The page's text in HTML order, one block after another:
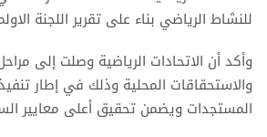
للنشاط الرياضي بناء على تقرير اللجنة
وأكد أن الاتحادات الرياضية وصلت إلى
والاستحقاقات المحلية وذلك في إطار
المستجدات ويضمن تحقيق أعلى معايير